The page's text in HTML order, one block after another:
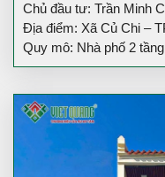
Chủ đầu tư: Trần Minh
Địa điểm: Xã Củ Chi –
Quy mô: Nhà phố 2 tầng